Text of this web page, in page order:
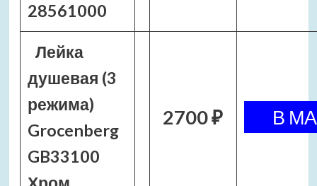
28561000
Лейка
душевая (3
режима)
Grocenberg
GB33100
2700 ₽